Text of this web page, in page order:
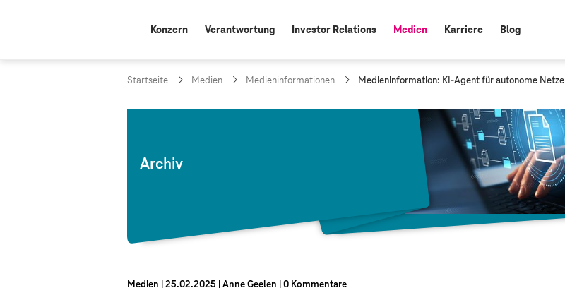
Konzern Verantwortung Investor Relations aktiv:
Medien Karriere Blog
Startseite Medien Medieninformationen
a
e
Medieninformation: KI-Agent für autonome Netze
Archiv
Medien 25.02.2025 Anne Geelen 0 Kommentare